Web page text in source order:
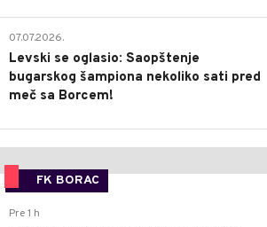
07.07.2026.
Levski se oglasio: Saopštenje
bugarskog šampiona nekoliko sati pred
meč sa Borcem!
FK BORAC
Pre 1 h